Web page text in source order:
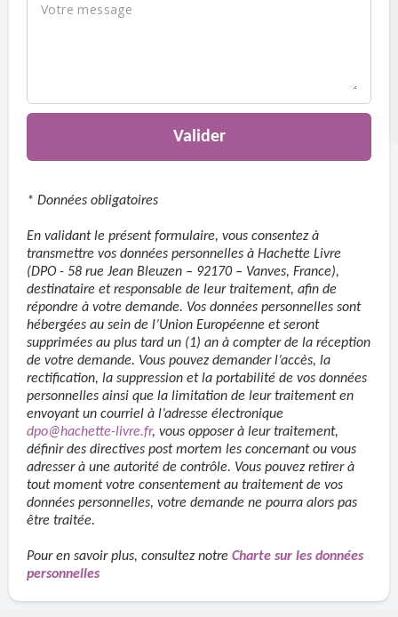
Valider
* Données obligatoires
En validant le présent formulaire, vous consentez à
transmettre vos données personnelles à Hachette Livre
(DPO - 58 rue Jean Bleuzen – 92170 – Vanves, France),
destinataire et responsable de leur traitement, afin de
répondre à votre demande. Vos données personnelles sont
hébergées au sein de l’Union Européenne et seront
supprimées au plus tard un (1) an à compter de la réception
de votre demande. Vous pouvez demander l’accès, la
rectification, la suppression et la portabilité de vos données
personnelles ainsi que la limitation de leur traitementen
envoyant un courriel à l’adresse électronique
dpo@hachette-livre.fr, vous opposer à leur traitement,
définir des directives post mortem les concernant ou vous
adresser à une autorité de contrôle. Vous pouvez retirer à
tout moment votre consentement au traitement de vos
données personnelles, votre demande ne pourra alors pas
être traitée.
Pour en savoir plus, consultez notre Charte sur les données
personnelles